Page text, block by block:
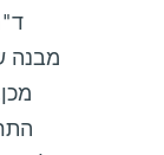
מבנה